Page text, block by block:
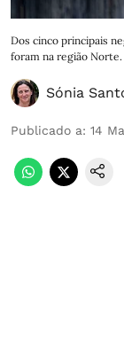
Dos cinco principais
foram na região Norte.
Sónia
Publicado a: 14